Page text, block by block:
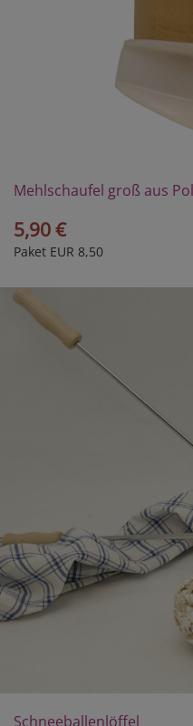
Mehlschaufel groß aus
5,90 €
Paket EUR 8,50
Schneeballenlöffel